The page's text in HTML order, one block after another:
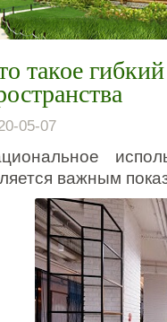
такое
05-07
важным